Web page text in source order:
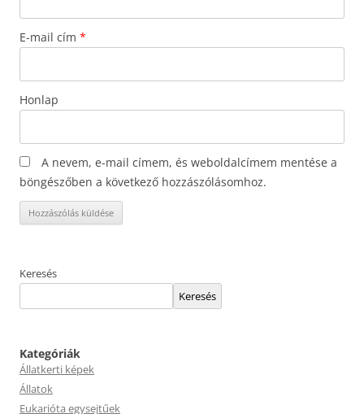
E-mail cím *
Honlap
A nevem, e-mail címem, és weboldalcímem mentése a
böngészőben a következő hozzászólásomhoz.
Keresés
Keresés
Kategóriák
Állatkerti képek
Állatok
Eukarióta egysejtűek